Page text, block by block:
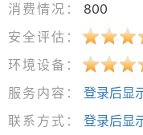
消费情况：
800
安全评估：
环境设备：
服务内容：
登录后显
联系方式：
登录后显